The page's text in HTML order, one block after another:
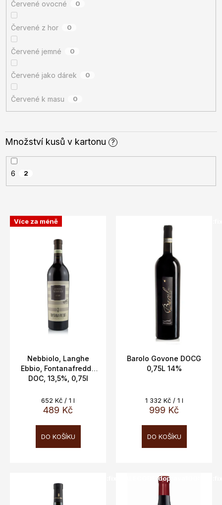
Červené ovocné 0
Červené z hor 0
Červené jemné 0
Červené jako dárek 0
Červené k masu 0
Množství kusů v kartonu ?
6 2
V
ý
Více za méně
Nebbiolo, Langhe
Ebbio, Fontanafredda
DOC, 13,5%, 0,75l
489 Kč
Měrná
cena:
652 Kč / 1 l
DO KOŠÍKU
Barolo Govone DOCG
0,75L 14%
999 Kč
Měrná
cena:
1 332 Kč / 1 l
DO KOŠÍKU